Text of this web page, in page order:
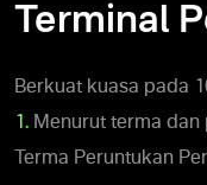
Terminal
Berkuat kuasa pada
1. Menurut terma
Terma Peruntukan